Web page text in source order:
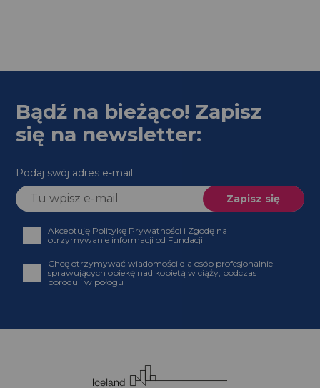
Bądź na bieżąco! Zapisz
się na newsletter:
Podaj swój adres e-mail
Akceptuję Politykę Prywatności i Zgodę na
otrzymywanie informacji od Fundacji
Chcę otrzymywać wiadomości dla osób profesjonalnie
sprawujących opiekę nad kobietą w ciąży, podczas
porodu i w połogu